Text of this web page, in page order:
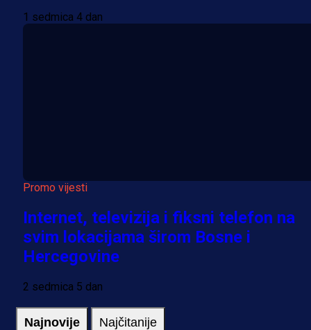
1 sedmica 4 dan
Promo vijesti
Internet, televizija i fiksni telefon na
svim lokacijama širom Bosne i
Hercegovine
2 sedmica 5 dan
Najnovije Najčitanije